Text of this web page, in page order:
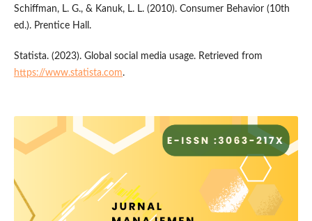
Schiffman, L. G., & Kanuk, L. L. (2010). Consumer Behavior (10th
ed.). Prentice Hall.
Statista. (2023). Global social media usage. Retrieved from
https://www.statista.com.